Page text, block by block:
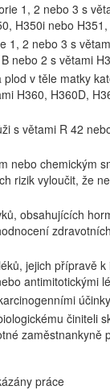
1, 2 nebo 3 s
H350i nebo H351,
1, 2 nebo 3 s
nebo 2 s větami
v těle matky
H360, H360D,
s větami R 42
nebo chemickým
rizik vyloučit, že
obsahujících
jejich přípravě
antimitotickými
účinky
činiteli
zaměstnankyně
práce